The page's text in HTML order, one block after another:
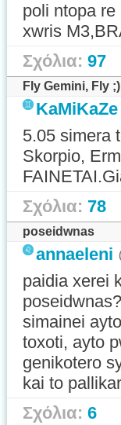
poli ntopa
xwris
Σχόλια: 97
Fly Gemini, Fly ;)
KaMiKaZe
5.05 simera
Skorpio,
Σχόλια: 78
poseidwnas
annaeleni
paidia xerei
simainei
toxoti, ayto
genikotero
kai to
Σχόλια: 6